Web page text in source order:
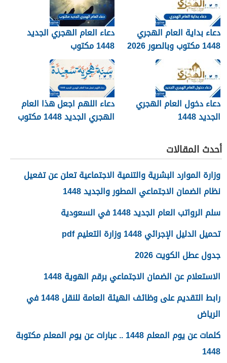
دعاء بداية العام الهجري
1448 مكتوب وبالصور 2026
دعاء العام الهجري الجديد
1448 مكتوب
دعاء دخول العام الهجري
الجديد 1448
دعاء اللهم اجعل هذا العام
الهجري الجديد 1448 مكتوب
أحدث المقالات
وزارة الموارد البشرية والتنمية الاجتماعية تعلن عن تفعيل
نظام الضمان الاجتماعي المطور والجديد 1448
سلم الرواتب العام الجديد 1448 في السعودية
تحميل الدليل الإجرائي 1448 وزارة التعليم pdf
جدول عطل الكويت 2026
الاستعلام عن الضمان الاجتماعي برقم الهوية 1448
رابط التقديم على وظائف الهيئة العامة للنقل 1448 في
الرياض
كلمات عن يوم المعلم 1448 .. عبارات عن يوم المعلم مكتوبة
1448